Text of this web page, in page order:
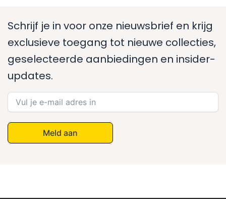
Schrijf je in voor onze nieuwsbrief en krijg
exclusieve toegang tot nieuwe collecties,
geselecteerde aanbiedingen en insider-
updates.
Meld aan